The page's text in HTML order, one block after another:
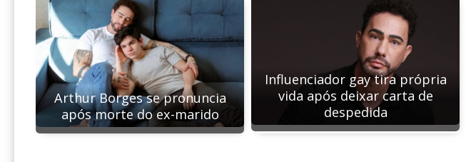
Arthur Borges se pronuncia
após morte do ex-marido
Influenciador gay tira própria
vida após deixar carta de
despedida